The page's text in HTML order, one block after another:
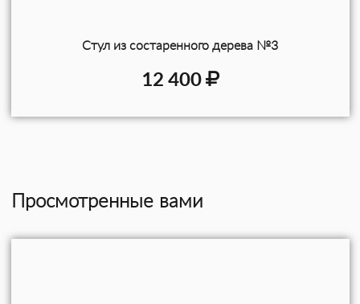
Стул из состаренного дерева №3
12 400
Просмотренные вами